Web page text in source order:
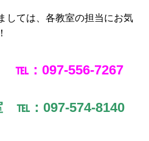
しては、各教室の担当にお気
：097-556-7267
℡：097-574-8140